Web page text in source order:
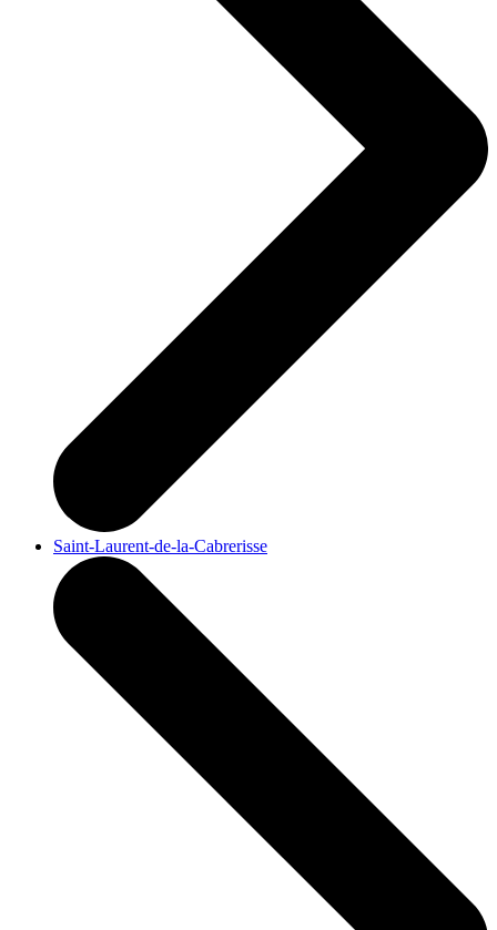
Saint-Laurent-de-la-Cabrerisse